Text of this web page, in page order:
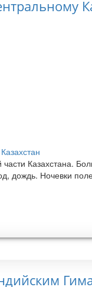
Казахстан
Казахстана.
дождь. Ночевки